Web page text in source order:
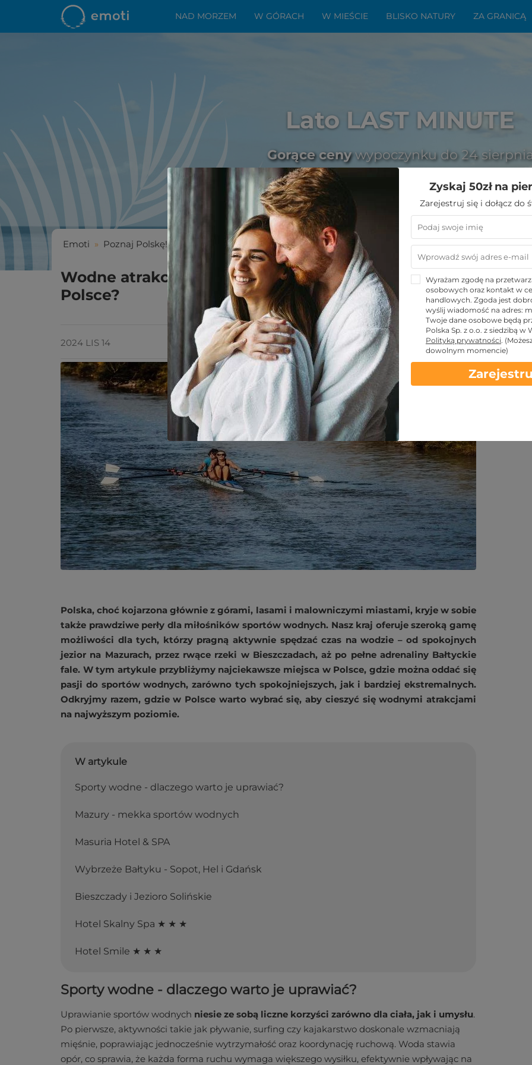
NAD MORZEM W GÓRACH W MIEŚCIE BLISKO NATURY ZA GRANICĄ
Lato LAST MINUTE
Gorące cenywypoczynku do 24
Emoti » Poznaj Polskę! Gdzie uprawiać sporty wodne w Polsce
Wodne atrakcje - gdzie uprawiać sporty wodne w
Polsce?
2024 LIS 14 Udostępnij znajomym!
Polska, choć kojarzona głównie z górami, lasami i malowniczymi miastami, kryje w sobie
także prawdziwe perły dla miłośników sportów wodnych. Nasz kraj oferuje szeroką gamę
możliwości dla tych, którzy pragną aktywnie spędzać czas na wodzie – od spokojnych
jezior na Mazurach, przez rwące rzeki w Bieszczadach, aż po pełne adrenaliny Bałtyckie
fale. W tym artykule przybliżymy najciekawsze miejsca w Polsce, gdzie można oddać się
pasji do sportów wodnych, zarówno tych spokojniejszych, jak i bardziej ekstremalnych.
Odkryjmy razem, gdzie w Polsce warto wybrać się, aby cieszyć się wodnymi atrakcjami
na najwyższym poziomie.
W artykule
Sporty wodne - dlaczego warto je uprawiać?
Mazury - mekka sportów wodnych
Masuria Hotel & SPA
Wybrzeże Bałtyku - Sopot, Hel i Gdańsk
Bieszczady i Jezioro Solińskie
Hotel Skalny Spa ★ ★ ★
Hotel Smile ★ ★ ★
Sporty wodne - dlaczego warto je uprawiać?
Uprawianie sportów wodnych niesie ze sobą liczne korzyści zarówno dla ciała, jak i umysłu.
Po pierwsze, aktywności takie jak pływanie, surfing czy kajakarstwo doskonale wzmacniają
mięśnie, poprawiając jednocześnie wytrzymałość oraz koordynację ruchową. Woda stawia
opór, co sprawia, że każda forma ruchu wymaga większego wysiłku, efektywnie wpływając na
Zyskaj 50zł na
Zarejestruj się i dołącz do
Wyrażam zgodę na
osobowych oraz kontakt w
handlowych. Zgoda jest
wyślij wiadomość na adres:
Twoje dane osobowe będą
Polska Sp. z o.o. z siedzibą w
Polityką prywatności.
dowolnym momencie)